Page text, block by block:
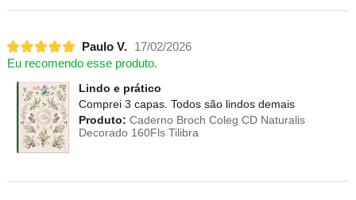
Paulo V.
17/02/2026
Eu recomendo esse produto.
Lindo e prático
Comprei 3 capas. Todos são lindos demais
Produto: Caderno Broch Coleg CD Naturalis
Decorado 160Fls Tilibra